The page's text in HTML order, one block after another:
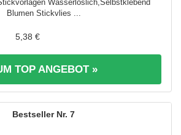
Wasserlöslich,Selbstklebend
Blumen Stickvlies ...
5,38 €
TOP ANGEBOT »
7